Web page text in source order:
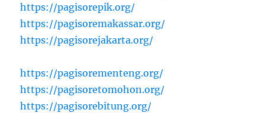
https://pagisorepik.org/
https://pagisoremakassar.org/
https://pagisorejakarta.org/
https://pagisorementeng.org/
https://pagisoretomohon.org/
https://pagisorebitung.org/